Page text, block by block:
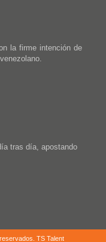
la firme intención de
tras día, apostando
TS Talent